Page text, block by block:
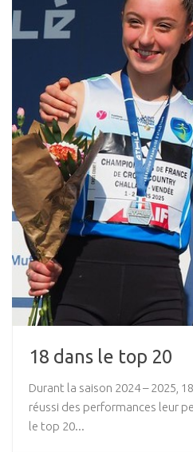
18 dans le top 20
Durant la saison 2024 – 2025,
réussi des performances leur
le top 20...